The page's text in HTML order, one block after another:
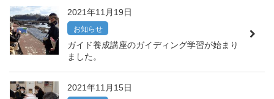
2021年11月19日
お知らせ
ガイド養成講座のガイディング学習が始まり
ました。
2021年11月15日